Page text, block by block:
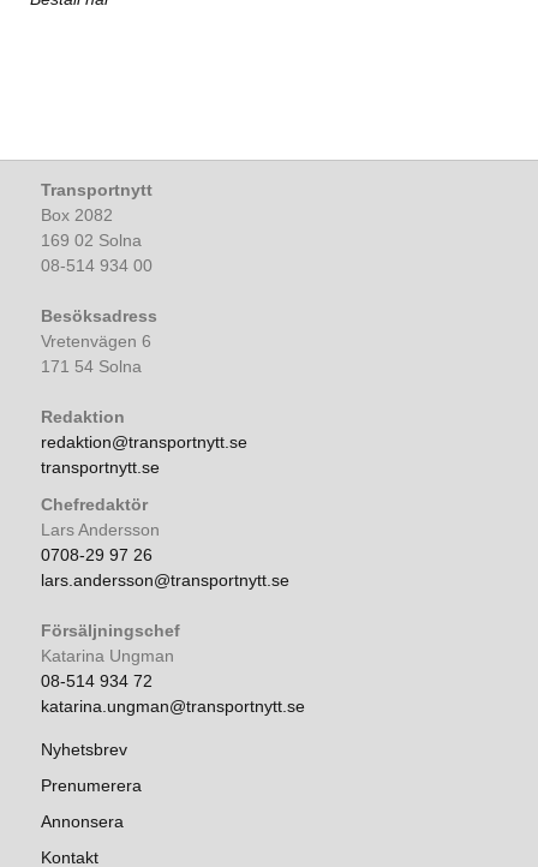
Transportnytt
Box 2082
169 02 Solna
08-514 934 00
Besöksadress
Vretenvägen 6
171 54 Solna
Redaktion
redaktion@transportnytt.se
transportnytt.se
Chefredaktör
Lars Andersson
0708-29 97 26
lars.andersson@transportnytt.se
Försäljningschef
Katarina Ungman
08-514 934 72
katarina.ungman@transportnytt.se
Nyhetsbrev
Prenumerera
Annonsera
Kontakt